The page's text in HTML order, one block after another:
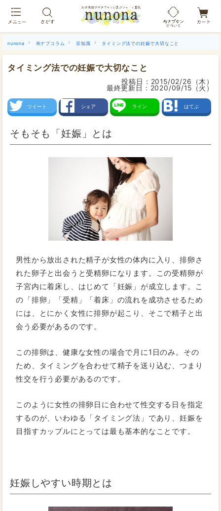
nunona 布ナプコラム 豆知識 タイミング法での妊娠で大切なこと
タイミング法での妊娠で大切なこと
投稿日： 2015/02/26（木）
最終更新日： 2020/09/15（火）
ツイート シェア ライン はてぶ
そもそも「妊娠」とは
男性から放出された精子が女性の体内に入り、排卵さ
れた卵子と出会うと受精卵になります。この受精卵が
子宮内に着床し、はじめて「妊娠」が成立します。こ
の「排卵」「受精」「着床」の流れを成功させるため
には、とにかく女性に排卵が起こり、そこで精子と出
会う必要があるのです。
この排卵は、健康な女性の場合で月に1日のみ。その
ため、タイミングを合わせて精子を送り込む、つまり
性交を行う必要があるのです。
このように女性の排卵日に合わせて性交する日を指定
するのが、いわゆる「タイミング法」であり、妊娠を
目指すカップルにとっては最も基本的なことです。
妊娠しやすい時期とは